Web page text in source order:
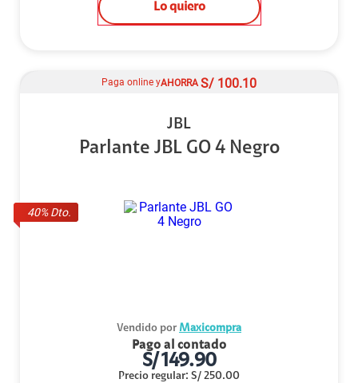
Lo quiero
40% Dto.
Paga online yAHORRA S/ 100.10
JBL
Parlante JBL GO 4 Negro
Vendido por Maxicompra
Pago al contado
S/149.90
Precio regular: S/ 250.00